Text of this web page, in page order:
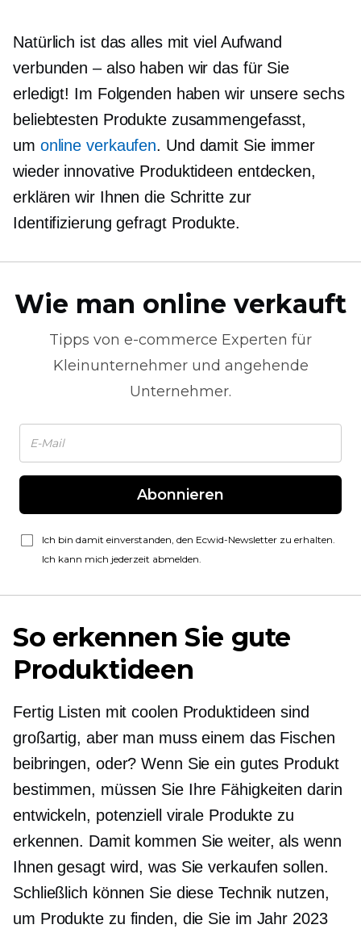
Natürlich ist das alles mit viel Aufwand
verbunden – also haben wir das für Sie
erledigt! Im Folgenden haben wir unsere sechs
beliebtesten Produkte zusammengefasst,
um online verkaufen. Und damit Sie immer
wieder innovative Produktideen entdecken,
erklären wir Ihnen die Schritte zur
IdentifizierunggefragtProdukte.
Wie man online verkauft
Tipps von e-commerce Experten für
Kleinunternehmer und angehende
Unternehmer.
Abonnieren
Ich bin damit einverstanden, den Ecwid-Newsletter zu erhalten.
Ich kann mich jederzeit abmelden.
So erkennen Sie gute
Produktideen
Fertig Listen mit coolen Produktideen sind
großartig, aber man muss einem das Fischen
beibringen, oder? Wenn Sie ein gutes Produkt
bestimmen, müssen Sie Ihre Fähigkeiten darin
entwickeln, potenziell virale Produkte zu
erkennen. Damit kommen Sie weiter, als wenn
Ihnen gesagt wird, was Sie verkaufen sollen.
Schließlich können Sie diese Technik nutzen,
um Produkte zu finden, die Sie im Jahr 2023